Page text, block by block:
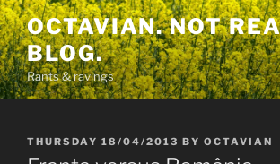
Skip
to
content
OCTAVIAN. NOT
BLOG.
Rants & ravings
POSTED
ON
THURSDAY 18/04/2013 BY OCTAVIAN